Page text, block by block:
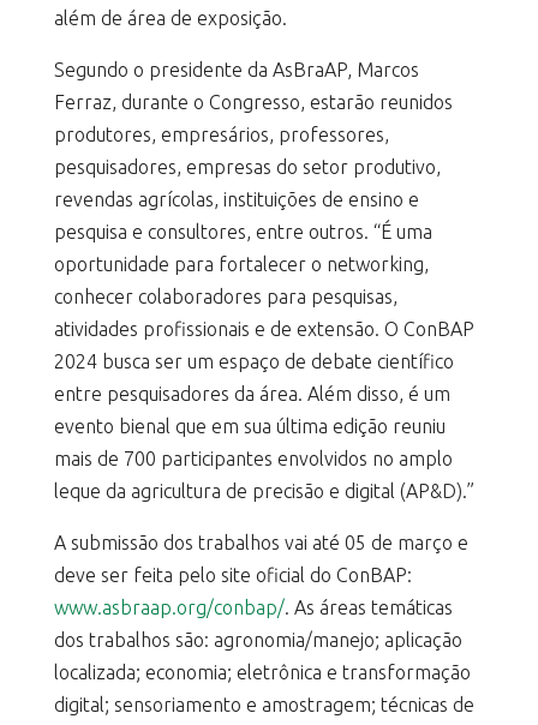
além de área de exposição.
Segundo o presidente da AsBraAP, Marcos
Ferraz, durante o Congresso, estarão reunidos
produtores, empresários, professores,
pesquisadores, empresas do setor produtivo,
revendas agrícolas, instituições de ensino e
pesquisa e consultores, entre outros. “É uma
oportunidade para fortalecer o networking,
conhecer colaboradores para pesquisas,
atividades profissionais e de extensão. O ConBAP
2024 busca ser um espaço de debate científico
entre pesquisadores da área. Além disso, é um
evento bienal que em sua última edição reuniu
mais de 700 participantes envolvidos no amplo
leque da agricultura de precisão e digital (AP&D).”
A submissão dos trabalhos vai até 05 de março e
deve ser feita pelo site oficial do ConBAP:
www.asbraap.org/conbap/. As áreas temáticas
dos trabalhos são: agronomia/manejo; aplicação
localizada; economia; eletrônica e transformação
digital; sensoriamento e amostragem; técnicas de